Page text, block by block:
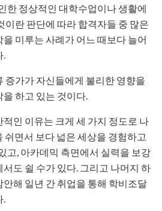
한 정상적인 대학수업이나 생활에
이란 판단에 따라 합격자들 중 많은
미루는 사례가 어느 때보다 늘어
.
증가가 자신들에게 불리한 영향을
하고 있는 것이다.
인 이유는 크게 세 가지 정도로 나
쉬면서 보다 넓은 세상을 경험하고
고, 아카데믹 측면에서 실력을 보강
도 쉴 수가 있다. 그리고 나머지 하
해 일년 간 취업을 통해 학비조달
.